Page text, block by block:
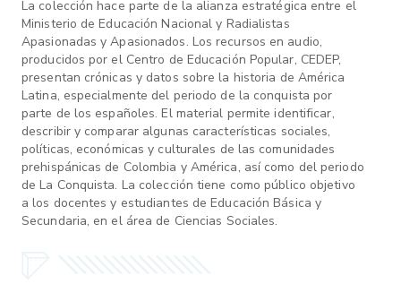
La colección hace parte de la alianza estratégica entre el
Ministerio de Educación Nacional y Radialistas
Apasionadas y Apasionados. Los recursos en audio,
producidos por el Centro de Educación Popular, CEDEP,
presentan crónicas y datos sobre la historia de América
Latina, especialmente del periodo de la conquista por
parte de los españoles. El material permite identificar,
describir y comparar algunas características sociales,
políticas, económicas y culturales de las comunidades
prehispánicas de Colombia y América, así como del periodo
de La Conquista. La colección tiene como público objetivo
a los docentes y estudiantes de Educación Básica y
Secundaria, en el área de Ciencias Sociales.